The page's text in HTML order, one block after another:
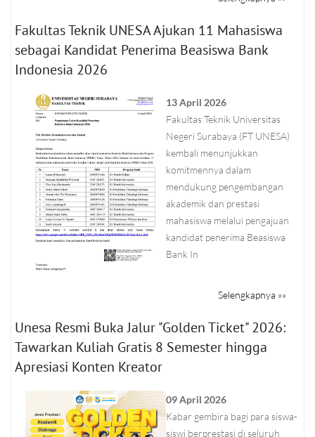
Fakultas Teknik UNESA Ajukan 11 Mahasiswa
sebagai Kandidat Penerima Beasiswa Bank
Indonesia 2026
13 April 2026
Fakultas Teknik Universitas
Negeri Surabaya (FT UNESA)
kembali menunjukkan
komitmennya dalam
mendukung pengembangan
akademik dan prestasi
mahasiswa melalui pengajuan
kandidat penerima Beasiswa
Bank In
Selengkapnya »»
Unesa Resmi Buka Jalur "Golden Ticket" 2026:
Tawarkan Kuliah Gratis 8 Semester hingga
Apresiasi Konten Kreator
09 April 2026
Kabar gembira bagi para siswa-
siswi berprestasi di seluruh